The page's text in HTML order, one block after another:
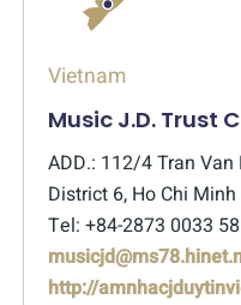
Vietnam
Music J.D. Trust
ADD.: 112/4 Tran
District 6, Ho Chi Minh
Tel: +84-2873 0033 58
http://